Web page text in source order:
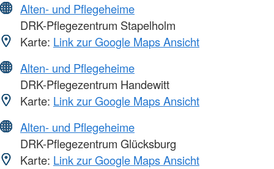
Alten- und Pflegeheime
DRK-Pflegezentrum Stapelholm
Karte: Link zur Google Maps Ansicht
Alten- und Pflegeheime
DRK-Pflegezentrum Handewitt
Karte: Link zur Google Maps Ansicht
Alten- und Pflegeheime
DRK-Pflegezentrum Glücksburg
Karte: Link zur Google Maps Ansicht